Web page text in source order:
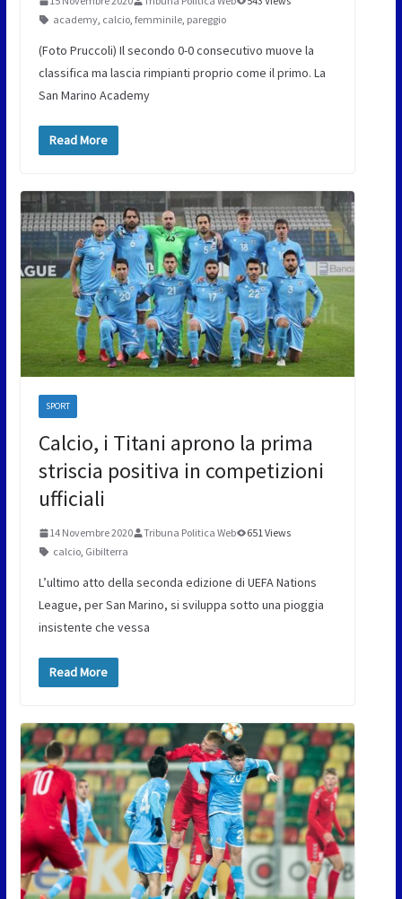
academy, calcio, femminile, pareggio
(Foto Pruccoli) Il secondo 0-0 consecutivo muove la
classifica ma lascia rimpianti proprio come il primo. La
San Marino Academy
Read More
SPORT
Calcio, i Titani aprono la prima
striscia positiva in competizioni
ufficiali
14 Novembre 2020 Tribuna Politica Web
651 Views
calcio, Gibilterra
L’ultimo atto della seconda edizione di UEFA Nations
League, per San Marino, si sviluppa sotto una pioggia
insistente che vessa
Read More